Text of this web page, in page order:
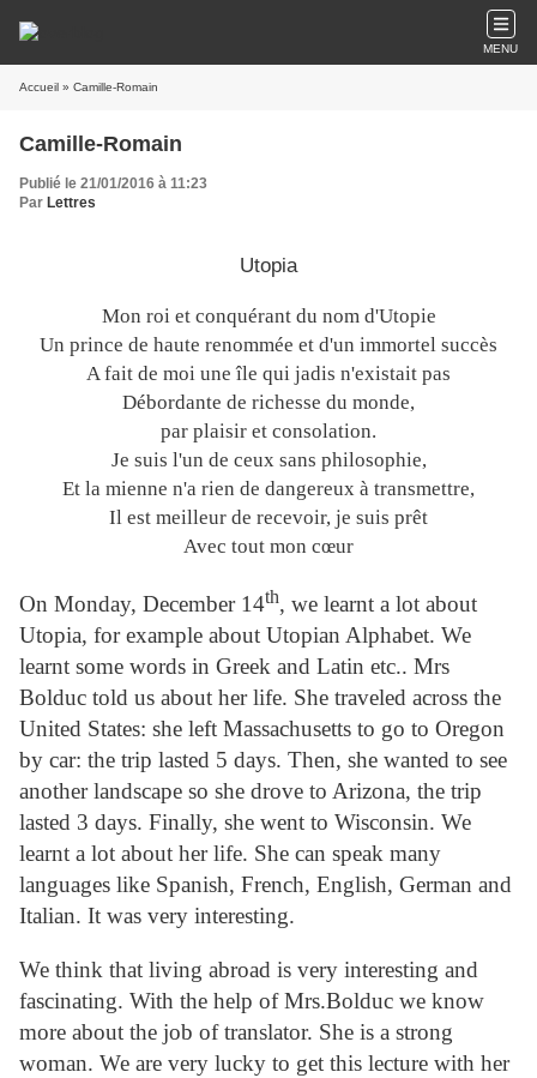
MENU
Accueil » Camille-Romain
Camille-Romain
Publié le 21/01/2016 à 11:23
Par Lettres
Utopia
Mon roi et conquérant du nom d'Utopie
Un prince de haute renommée et d'un immortel succès
A fait de moi une île qui jadis n'existait pas
Débordante de richesse du monde,
par plaisir et consolation.
Je suis l'un de ceux sans philosophie,
Et la mienne n'a rien de dangereux à transmettre,
Il est meilleur de recevoir, je suis prêt
Avec tout mon cœur
On Monday, December 14th, we learnt a lot about
Utopia, for example about Utopian Alphabet. We
learnt some words in Greek and Latin etc.. Mrs
Bolduc told us about her life. She traveled across the
United States: she left Massachusetts to go to Oregon
by car: the trip lasted 5 days. Then, she wanted to see
another landscape so she drove to Arizona, the trip
lasted 3 days. Finally, she went to Wisconsin. We
learnt a lot about her life. She can speak many
languages like Spanish, French, English, German and
Italian. It was very interesting.
We think that living abroad is very interesting and
fascinating. With the help of Mrs.Bolduc we know
more about the job of translator. She is a strong
woman. We are very lucky to get this lecture with her